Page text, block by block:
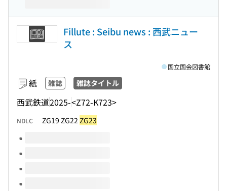
Fillute : Seibu news : 西武ニュー
ス
紙 雑誌 雑誌タイトル
西武鉄道2025-<Z72-K723>
国立国会図書館
NDLC ZG19 ZG22 ZG23
このタイトルの巻号